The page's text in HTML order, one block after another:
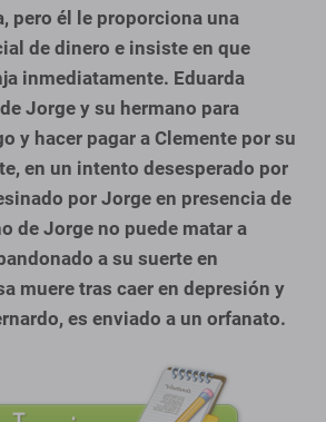
pero él le proporciona una
de dinero e insiste en que
inmediatamente. Eduarda
Jorge y su hermano para
y hacer pagar a Clemente por su
en un intento desesperado por
por Jorge en presencia de
de Jorge no puede matar a
a su suerte en
muere tras caer en depresión y
es enviado a un orfanato.